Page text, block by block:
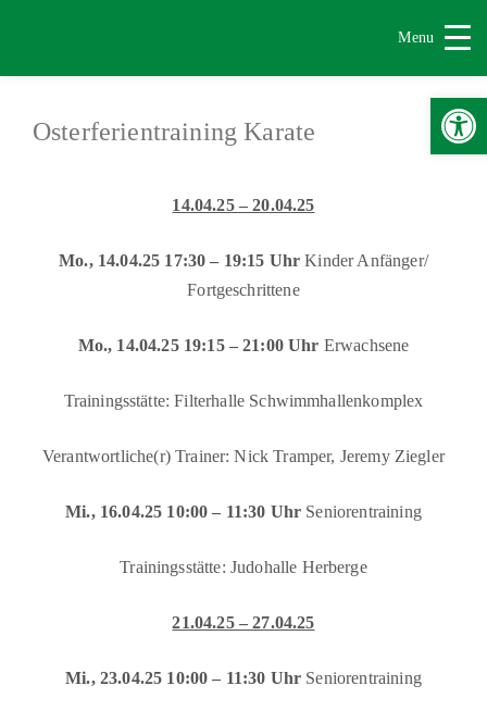
Menu
Osterferientraining Karate
14.04.25 – 20.04.25
Mo., 14.04.25 17:30 – 19:15 Uhr Kinder Anfänger/
Fortgeschrittene
Mo., 14.04.25 19:15 – 21:00 Uhr Erwachsene
Trainingsstätte: Filterhalle Schwimmhallenkomplex
Verantwortliche(r) Trainer: Nick Tramper, Jeremy Ziegler
Mi., 16.04.25 10:00 – 11:30 Uhr Seniorentraining
Trainingsstätte: Judohalle Herberge
21.04.25 – 27.04.25
Mi., 23.04.25 10:00 – 11:30 Uhr Seniorentraining